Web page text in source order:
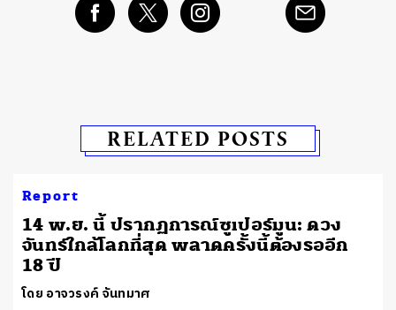
RELATED POSTS
Report
14 พ.ย. นี้ ปรากฏการณ์ซูเปอร์มูน: ดวง
จันทร์ใกล้โลกที่สุด พลาดครั้งนี้ต้องรออีก
18 ปี
โดย อาจวรงค์ จันทมาศ